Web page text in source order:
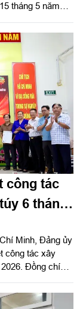
tháng 5 năm
công tác
6 tháng
Minh, Đảng ủy
công tác xây
Đồng chí